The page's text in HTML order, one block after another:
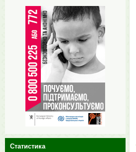
Статистика